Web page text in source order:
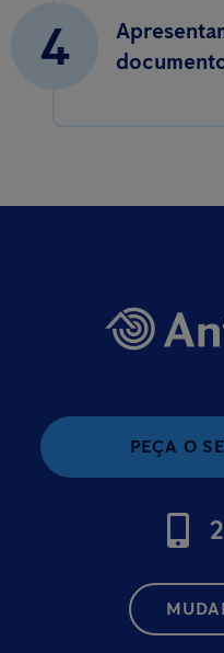
4
PEÇA O